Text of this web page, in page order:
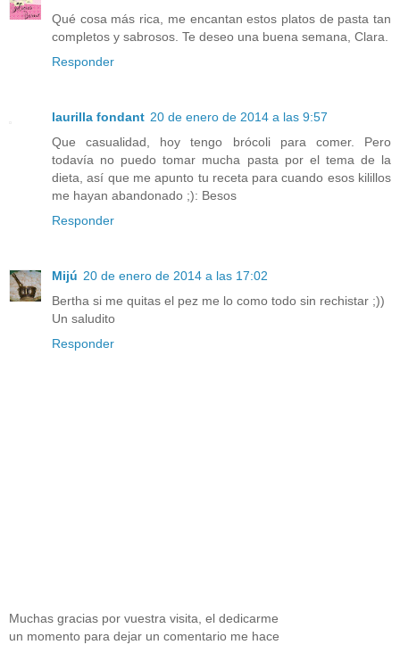
Qué cosa más rica, me encantan estos platos de pasta tan
completos y sabrosos. Te deseo una buena semana, Clara.
Responder
laurilla fondant 20 de enero de 2014 a las 9:57
Que casualidad, hoy tengo brócoli para comer. Pero
todavía no puedo tomar mucha pasta por el tema de la
dieta, así que me apunto tu receta para cuando esos kilillos
me hayan abandonado ;): Besos
Responder
Mijú 20 de enero de 2014 a las 17:02
Bertha si me quitas el pez me lo como todo sin rechistar ;))
Un saludito
Responder
Muchas gracias por vuestra visita, el dedicarme
un momento para dejar un comentario me hace